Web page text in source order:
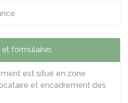
et formulaires
est situé en zone
et encadrement des